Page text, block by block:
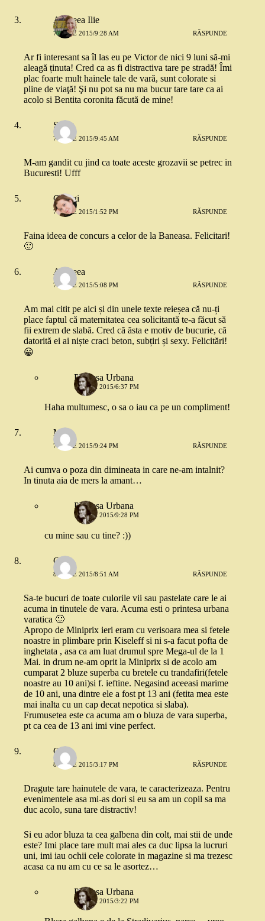
Andreea Ilie
7 IUNIE 2015/9:28 AM RĂSPUNDE
Ar fi interesant sa îl las eu pe Victor de nici 9 luni să-mi
aleagă ținuta! Cred ca as fi distractiva tare pe stradă! Îmi
plac foarte mult hainele tale de vară, sunt colorate si
pline de viaţă! Şi nu pot sa nu ma bucur tare tare ca ai
acolo si Bentita coronita făcută de mine!
Silvia
7 IUNIE 2015/9:45 AM RĂSPUNDE
M-am gandit cu jind ca toate aceste grozavii se petrec in
Bucuresti! Ufff
Georgi
7 IUNIE 2015/1:52 PM RĂSPUNDE
Faina ideea de concurs a celor de la Baneasa. Felicitari!
🙂
Andreea
7 IUNIE 2015/5:08 PM RĂSPUNDE
Am mai citit pe aici și din unele texte reieșea că nu-ți
place faptul că maternitatea cea solicitantă te-a făcut să
fii extrem de slabă. Cred că ăsta e motiv de bucurie, că
datorită ei ai niște craci beton, subțiri și sexy. Felicitări!
😀
Printesa Urbana
7 IUNIE 2015/6:37 PM
Haha multumesc, o sa o iau ca pe un compliment!
Meg
7 IUNIE 2015/9:24 PM RĂSPUNDE
Ai cumva o poza din dimineata in care ne-am intalnit?
In tinuta aia de mers la amant…
Printesa Urbana
7 IUNIE 2015/9:28 PM
cu mine sau cu tine? :))
Oana
8 IUNIE 2015/8:51 AM RĂSPUNDE
Sa-te bucuri de toate culorile vii sau pastelate care le ai
acuma in tinutele de vara. Acuma esti o printesa urbana
varatica 🙂
Apropo de Miniprix ieri eram cu verisoara mea si fetele
noastre in plimbare prin Kiseleff si ni s-a facut pofta de
inghetata , asa ca am luat drumul spre Mega-ul de la 1
Mai. in drum ne-am oprit la Miniprix si de acolo am
cumparat 2 bluze superba cu bretele cu trandafiri(fetele
noastre au 10 ani)si f. ieftine. Negasind aceeasi marime
de 10 ani, una dintre ele a fost pt 13 ani (fetita mea este
mai inalta cu un cap decat nepotica si slaba).
Frumusetea este ca acuma am o bluza de vara superba,
pt ca cea de 13 ani imi vine perfect.
Oana
8 IUNIE 2015/3:17 PM RĂSPUNDE
Dragute tare hainutele de vara, te caracterizeaza. Pentru
evenimentele asa mi-as dori si eu sa am un copil sa ma
duc acolo, suna tare distractiv!
Si eu ador bluza ta cea galbena din colt, mai stii de unde
este? Imi place tare mult mai ales ca duc lipsa la lucruri
uni, imi iau ochii cele colorate in magazine si ma trezesc
acasa ca nu am cu ce sa le asortez…
Printesa Urbana
8 IUNIE 2015/3:22 PM